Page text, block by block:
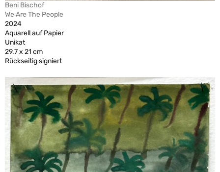
Beni Bischof
We Are The People
2024
Aquarell auf Papier
Unikat
29.7 x 21 cm
Rückseitig signiert